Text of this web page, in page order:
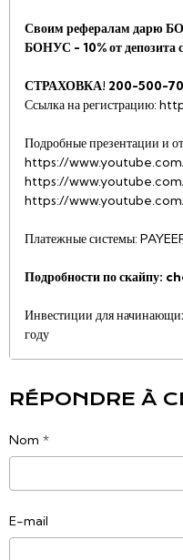
Своим рефералам дарю
БОНУС - 10% от депозита
СТРАХОВКА! 200-500-
Ссылка на регистрацию:
Подробные презентации и
https://
https://
https://
Платежные системы:
Подробности по скайпу:
Инвестиции для
году
RÉPONDRE À
Nom
E-mail